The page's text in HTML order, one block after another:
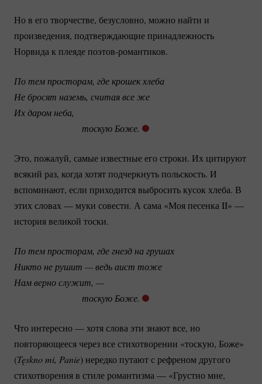
Но в его творчестве, безусловно, можно найти и
произведения, подтверждающие принадлежность
Норвида к плеядепоэтов-романтиков.
По тем просторам, где крошек хлеба
Не бросят наземь, считая все же
Их даром неба,
                             тоскую Боже.
Это, пожалуй, самые известные его строки. Их цитируют
всякий раз, когда хотят подчеркнуть польскость. И
вспоминают, если приходится выбросить кусок хлеба. В
этих словах — муки совести. А сама «Моя песенка II» —
история великой тоски.
По тем просторам, где гнезд на грушах
Никто не рушит — ведь аист тоже
Нам верно служит, —
                             тоскую Боже.
Что интересно — хотя слова эти знают все, но
повторяющееся через все стихотворении «тоскую, Боже»
(Tęskno mi, Panie) нередко путают с рефреном другого
стихотворения в стиле романтизма — «Грустно мне,